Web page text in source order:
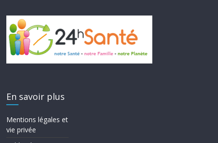
En savoir plus
Mentions légales et
vie privée